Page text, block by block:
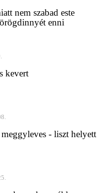
nem szabad este
enni
kevert
- liszt helyett